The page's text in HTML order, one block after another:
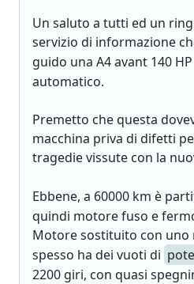
Un saluto a tutti ed un
servizio di informazione
guido una A4 avant 140
automatico.
Premetto che questa
macchina priva di difetti
tragedie vissute con la
Ebbene, a 60000 km è
quindi motore fuso e
Motore sostituito con uno
spesso ha dei vuoti di
2200 giri, con quasi